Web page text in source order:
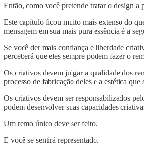
Então, como você pretende tratar o design a
Este capítulo ficou muito mais extenso do
mensagem em sua mais pura essência é a
Se você der mais confiança e liberdade
perceberá que eles sempre podem fazer o
Os criativos devem julgar a qualidade dos
processo de fabricação deles e a estética que
Os criativos devem ser responsabilizados
podem desenvolver suas capacidades
Um remo único deve ser feito.
E você se sentirá representado.